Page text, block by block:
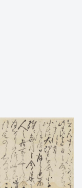
代金一円被遣慥ニ？？仕候
此度之便りニ右四部御届
御文章先達而御みせ被下候
分すぐニ本八丁堀御店へ